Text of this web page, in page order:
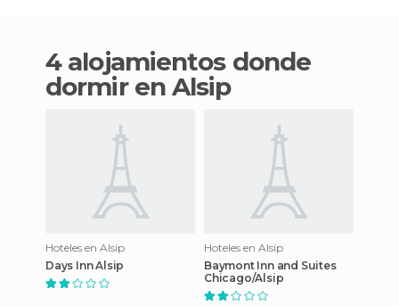
4 alojamientos donde
dormir en Alsip
Hoteles en Alsip
Days Inn Alsip
Hoteles en Alsip
Baymont Inn and Suites
Chicago/Alsip